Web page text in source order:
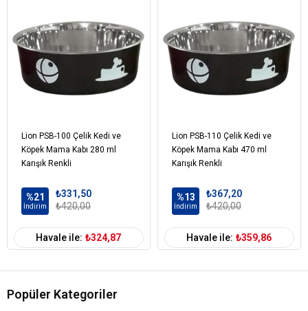
Lion PSB-100 Çelik Kedi ve
Köpek Mama Kabı 280 ml
Karışık Renkli
%21
İndirim
₺331,50
₺420,00
Havale ile: ₺324,87
Lion PSB-110 Çelik Kedi ve
Köpek Mama Kabı 470 ml
Karışık Renkli
%13
İndirim
₺367,20
₺420,00
Havale ile: ₺359,86
Popüler Kategoriler